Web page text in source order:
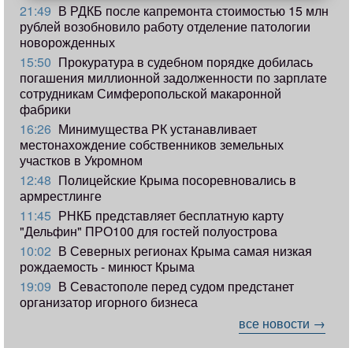
21:49 В РДКБ после капремонта стоимостью 15 млн
рублей возобновило работу отделение патологии
новорожденных
15:50 Прокуратура в судебном порядке добилась
погашения миллионной задолженности по зарплате
сотрудникам Симферопольской макаронной
фабрики
16:26 Минимущества РК устанавливает
местонахождение собственников земельных
участков в Укромном
12:48 Полицейские Крыма посоревновались в
армрестлинге
11:45 РНКБ представляет бесплатную карту
"Дельфин" ПРО100 для гостей полуострова
10:02 В Северных регионах Крыма самая низкая
рождаемость - минюст Крыма
19:09 В Севастополе перед судом предстанет
организатор игорного бизнеса
все новости →